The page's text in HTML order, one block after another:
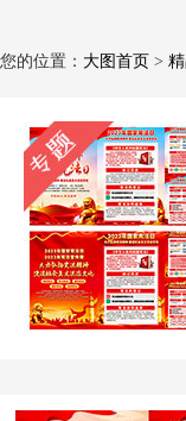
您的位置： 大图首页 >